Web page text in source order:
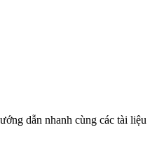
dẫn nhanh cùng các tài liệu